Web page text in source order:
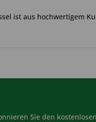
ist aus hochwertigem
Sie den